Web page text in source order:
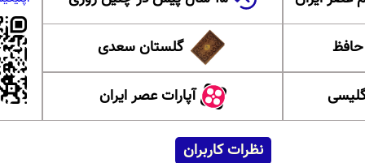
حافظ گلستان سعدی
آپارات عصر ایران
نظرات کاربران